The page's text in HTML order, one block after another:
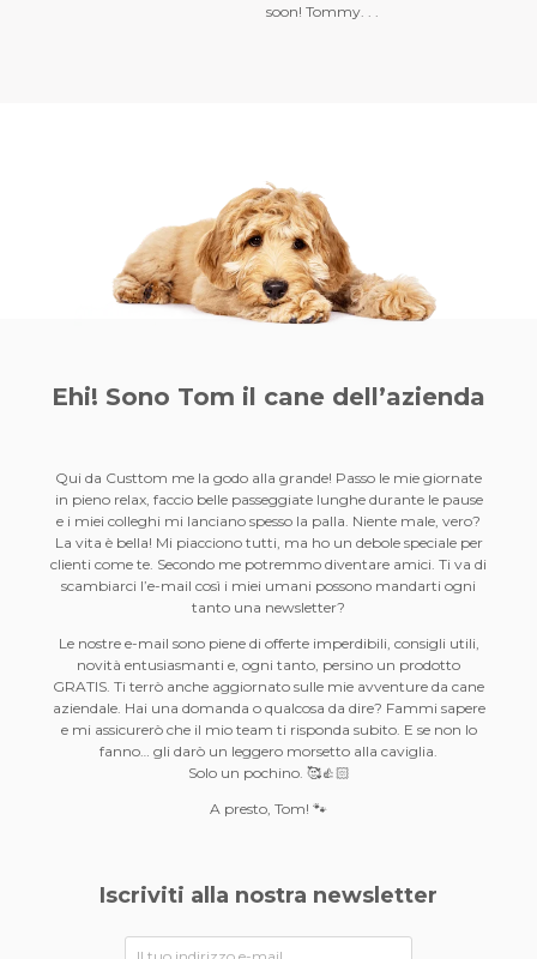
soon! Tommy. . .
Ehi! Sono Tom il cane dell’azienda
Qui da Custtom me la godo alla grande! Passo le mie giornate
in pieno relax, faccio belle passeggiate lunghe durante le pause
e i miei colleghi mi lanciano spesso la palla. Niente male, vero?
La vita è bella! Mi piacciono tutti, ma ho un debole speciale per
clienti come te. Secondo me potremmo diventare amici. Ti va di
scambiarci l’e-mail così i miei umani possono mandarti ogni
tanto una newsletter?
Le nostre e-mail sono piene di offerte imperdibili, consigli utili,
novità entusiasmanti e, ogni tanto, persino un prodotto
GRATIS. Ti terrò anche aggiornato sulle mie avventure da cane
aziendale. Hai una domanda o qualcosa da dire? Fammi sapere
e mi assicurerò che il mio team ti risponda subito. E se non lo
fanno… gli darò un leggero morsetto alla caviglia.
Solo un pochino. 🥰👍🏻
A presto, Tom! 🐾
Iscriviti alla nostra newsletter